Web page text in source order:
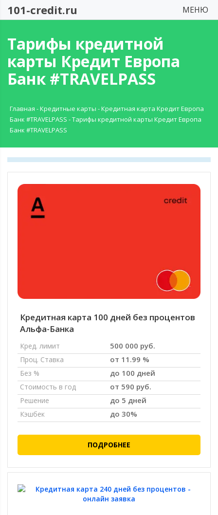
101-credit.ru МЕНЮ
Тарифы кредитной
карты Кредит Европа
Банк #TRAVELPASS
Главная -Кредитные карты -Кредитная карта Кредит Европа
Банк #TRAVELPASS -Тарифы кредитной карты Кредит Европа
Банк #TRAVELPASS
Кредитная карта 100 дней без процентов
Альфа-Банка
Кред. лимит 500 000 руб.
Проц. Ставка от 11.99 %
Без % до 100 дней
Стоимость в год от 590 руб.
Решение до 5 дней
Кэшбек до 30%
ПОДРОБНЕЕ